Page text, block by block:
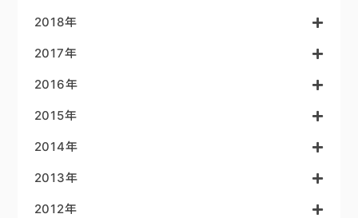
2018年
2017年
2016年
2015年
2014年
2013年
2012年